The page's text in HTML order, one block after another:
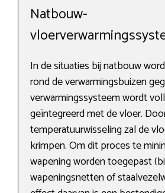
Natbouw-
In de situaties bij natbouw
rond de verwarmingsbuizen
verwarmingssysteem wordt
geïntegreerd met de vloer.
temperatuurwisseling zal de
krimpen. Om dit proces te
wapening worden toegepast
wapeningsnetten of